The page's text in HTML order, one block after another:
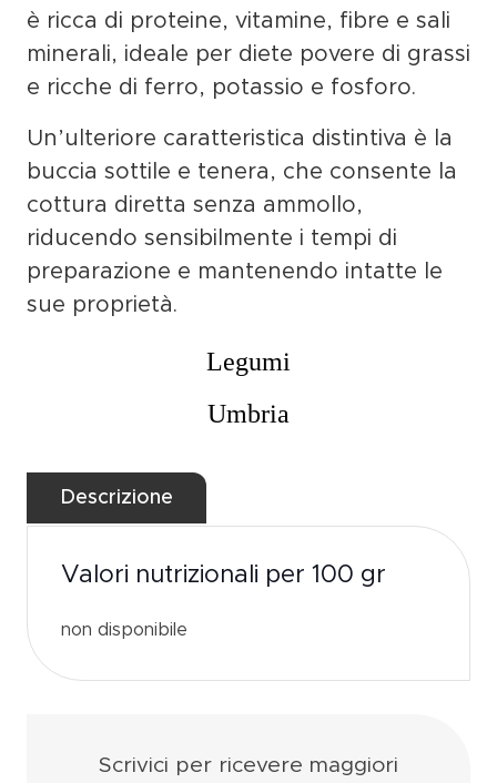
è ricca di proteine, vitamine, fibre e sali
minerali, ideale per diete povere di grassi
e ricche di ferro, potassio e fosforo.
Un’ulteriore caratteristica distintiva è la
buccia sottile e tenera , che consente la
cottura diretta senza ammollo,
riducendo sensibilmente i tempi di
preparazione e mantenendo intatte le
sue proprietà.
Legumi
Umbria
Valori nutrizionali per 100 gr
non disponibile
Scrivici per ricevere maggiori